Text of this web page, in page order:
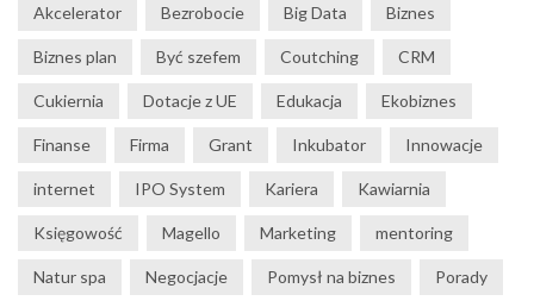
Akcelerator Bezrobocie Big Data Biznes
Biznes plan Być szefem Coutching CRM
Cukiernia Dotacje z UE Edukacja Ekobiznes
Finanse Firma Grant Inkubator Innowacje
internet IPO System Kariera Kawiarnia
Księgowość Magello Marketing mentoring
Natur spa Negocjacje Pomysł na biznes Porady